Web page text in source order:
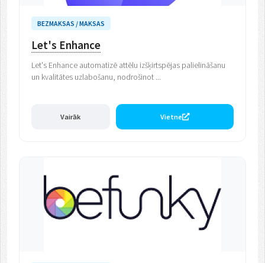
BEZMAKSAS / MAKSAS
Let's Enhance
Let's Enhance automatizē attēlu izšķirtspējas palielināšanu
un kvalitātes uzlabošanu, nodrošinot ...
Vairāk Vietne